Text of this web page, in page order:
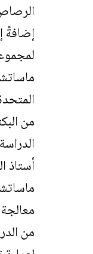
إضافةً
من
أستاذ
من